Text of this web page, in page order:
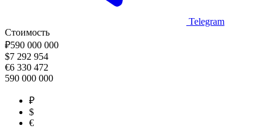
Telegram
Стоимость
₽590 000 000
$7 292 954
€6 330 472
590 000 000
₽
$
€